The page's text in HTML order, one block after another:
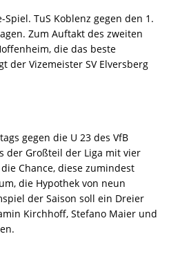
TuS Koblenz gegen den 1.
Zum Auftakt des zweiten
die das beste
der Vizemeister SV Elversberg
gegen die U 23 des VfB
der Großteil der Liga mit vier
Chance, diese zumindest
die Hypothek von neun
der Saison soll ein Dreier
Kirchhoff, Stefano Maier und